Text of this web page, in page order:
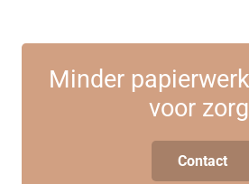
Minder
voor
Contact